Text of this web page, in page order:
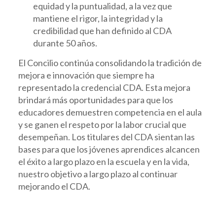
equidad y la puntualidad, a la vez que
mantiene el rigor, la integridad y la
credibilidad que han definido al CDA
durante 50 años.
El Concilio continúa consolidando la tradición de
mejora e innovación que siempre ha
representado la credencial CDA. Esta mejora
brindará más oportunidades para que los
educadores demuestren competencia en el aula
y se ganen el respeto por la labor crucial que
desempeñan. Los titulares del CDA sientan las
bases para que los jóvenes aprendices alcancen
el éxito a largo plazo en la escuela y en la vida,
nuestro objetivo a largo plazo al continuar
mejorando el CDA.